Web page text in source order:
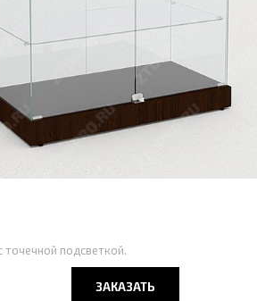
точечной подсветкой.
ЗАКАЗАТЬ